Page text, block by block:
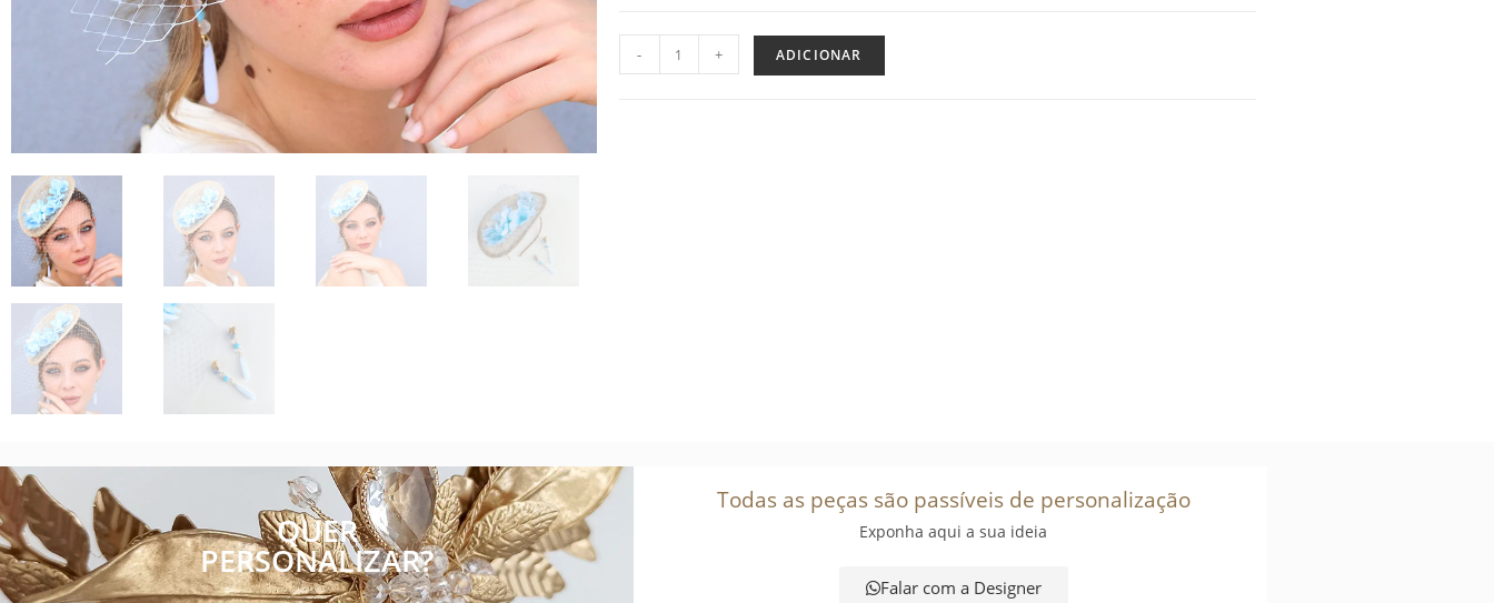
- + ADICIONAR
QUER
PERSONALIZAR?
Todas as peças são passíveis de personalização
Exponha aqui a sua ideia
Falar com a Designer